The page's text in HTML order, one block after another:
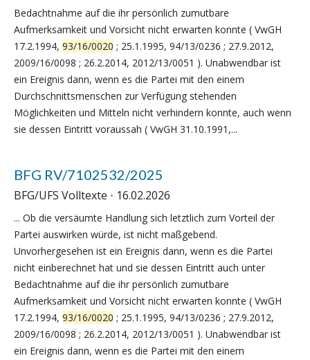
Bedachtnahme auf die ihr persönlich zumutbare
Aufmerksamkeit und Vorsicht nicht erwarten konnte ( VwGH
17.2.1994, 93/16/0020 ; 25.1.1995, 94/13/0236 ; 27.9.2012,
2009/16/0098 ; 26.2.2014, 2012/13/0051 ). Unabwendbar ist
ein Ereignis dann, wenn es die Partei mit den einem
Durchschnittsmenschen zur Verfügung stehenden
Möglichkeiten und Mitteln nicht verhindern konnte, auch wenn
sie dessen Eintritt voraussah ( VwGH 31.10.1991,...
BFG RV/7102532/2025
BFG/UFS Volltexte 16.02.2026
... Ob die versäumte Handlung sich letztlich zum Vorteil der
Partei auswirken würde, ist nicht maßgebend.
Unvorhergesehen ist ein Ereignis dann, wenn es die Partei
nicht einberechnet hat und sie dessen Eintritt auch unter
Bedachtnahme auf die ihr persönlich zumutbare
Aufmerksamkeit und Vorsicht nicht erwarten konnte ( VwGH
17.2.1994, 93/16/0020 ; 25.1.1995, 94/13/0236 ; 27.9.2012,
2009/16/0098 ; 26.2.2014, 2012/13/0051 ). Unabwendbar ist
ein Ereignis dann, wenn es die Partei mit den einem